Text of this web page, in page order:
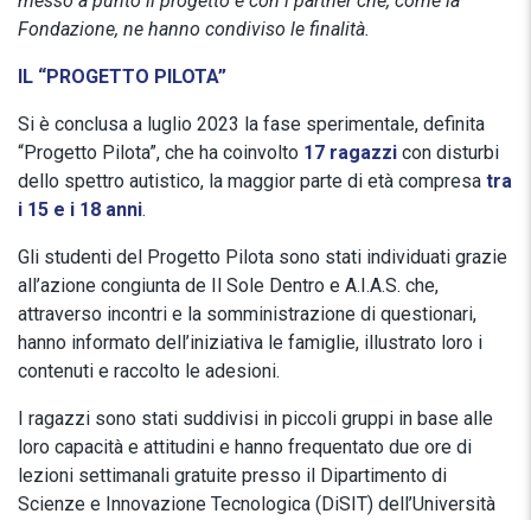
Fondazione, ne hanno condiviso le finalità.
IL “PROGETTO PILOTA”
Si è conclusa a luglio 2023 la fase sperimentale, definita
“Progetto Pilota”, che ha coinvolto 17 ragazzi con disturbi
dello spettro autistico, la maggior parte di età compresa tra
i 15 e i 18 anni.
Gli studenti del Progetto Pilota sono stati individuati grazie
all’azione congiunta de Il Sole Dentro e A.I.A.S. che,
attraverso incontri e la somministrazione di questionari,
hanno informato dell’iniziativa le famiglie, illustrato loro i
contenuti e raccolto le adesioni.
I ragazzi sono stati suddivisi in piccoli gruppi in base alle
loro capacità e attitudini e hanno frequentato due ore di
lezioni settimanali gratuite presso il Dipartimento di
Scienze e Innovazione Tecnologica (DiSIT) dell’Università